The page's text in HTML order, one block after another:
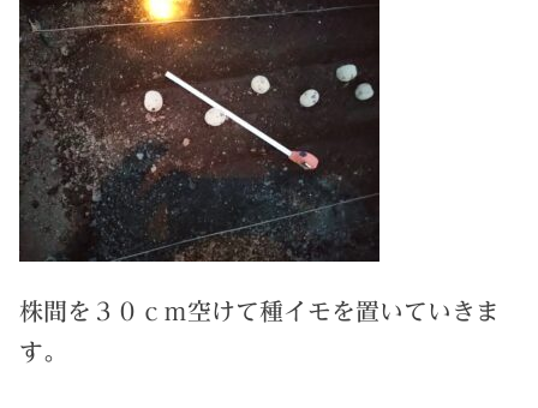
株間を３０ｃｍ空けて種イモを置いていきま
す。